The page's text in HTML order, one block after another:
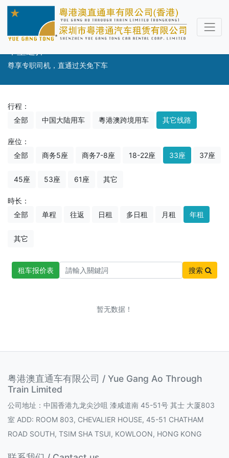
尊享专职司机，直通过关免下车
行程：
全部
中国大陆用车 粵港澳跨境用车 其它线路
座位：
全部
商务5座 商务7-8座 18-22座 33座 37座
45座 53座 61座 其它
時长：
全部
单程 往返 日租 多日租 月租 年租
其它
租车报价表 搜索
暂无数据！
粤港澳直通车有限公司 / Yue Gang Ao Through
Train Limited
公司地址：中国香港九龙尖沙咀 漆咸道南 45-51号 其士 大厦803
室 ADD: ROOM 803, CHEVALIER HOUSE, 45-51 CHATHAM
ROAD SOUTH, TSIM SHA TSUI, KOWLOON, HONG KONG